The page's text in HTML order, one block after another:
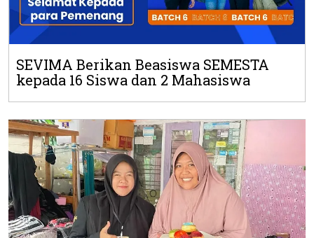
SEVIMA Berikan Beasiswa SEMESTA
kepada 16 Siswa dan 2 Mahasiswa